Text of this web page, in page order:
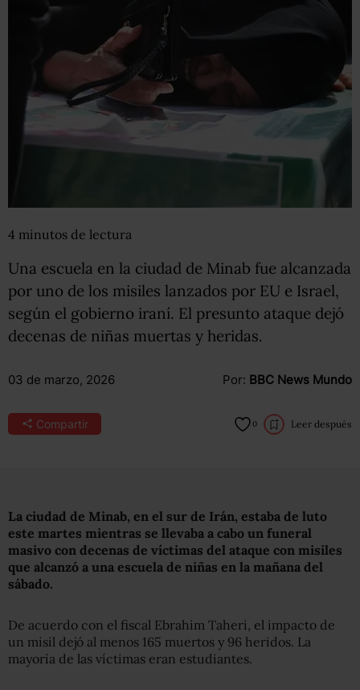
4 minutos de lectura
Una escuela en la ciudad de Minab fue alcanzada
por uno de los misiles lanzados por EU e Israel,
según el gobierno iraní. El presunto ataque dejó
decenas de niñas muertas y heridas.
03 de marzo, 2026 Por: BBC News Mundo
Compartir 0 Leer después
La ciudad de Minab, en el sur de Irán, estaba de luto
este martes mientras se llevaba a cabo un funeral
masivo con decenas de víctimas del ataque con misiles
que alcanzó a una escuela de niñas en la mañana del
sábado.
De acuerdo con el fiscal Ebrahim Taheri, el impacto de
un misil dejó al menos 165 muertos y 96 heridos. La
mayoría de las víctimas eran estudiantes.